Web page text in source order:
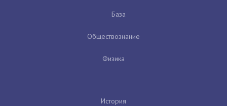
База
Обществознание
Физика
История